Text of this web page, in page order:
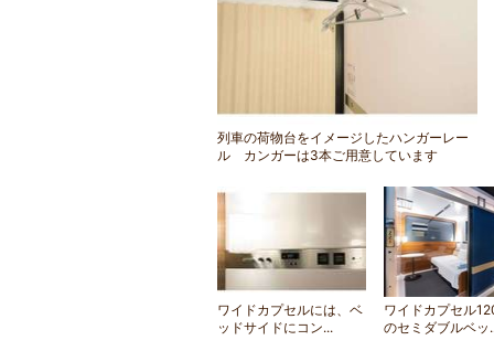
列車の荷物台をイメージしたハンガーレー
ル カンガーは3本ご用意しています
ワイドカプセルには、ベ
ッドサイドにコン...
ワイドカプセル
のセミダブルベッ